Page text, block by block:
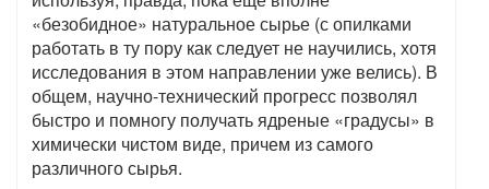
«безобидное» натуральное сырье (с опилками
работать в ту пору как следует не научились, хотя
исследования в этом направлении уже велись). В
общем, научно-технический прогресс позволял
быстро и помногу получать ядреные «градусы» в
химически чистом виде, причем из самого
различного сырья.